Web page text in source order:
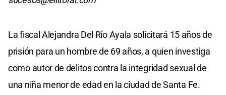
La fiscal Alejandra Del Río Ayala solicitará 15 años de
prisión para un hombre de 69 años, a quien investiga
como autor de delitos contra la integridad sexual de
una niña menor de edad en la ciudad de Santa Fe.